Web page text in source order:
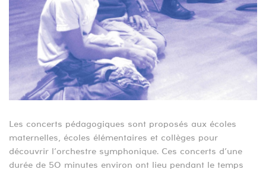
Les concerts pédagogiques sont proposés aux écoles
maternelles, écoles élémentaires et collèges pour
découvrir l’orchestre symphonique. Ces concerts d’une
durée de 50 minutes environ ont lieu pendant le temps